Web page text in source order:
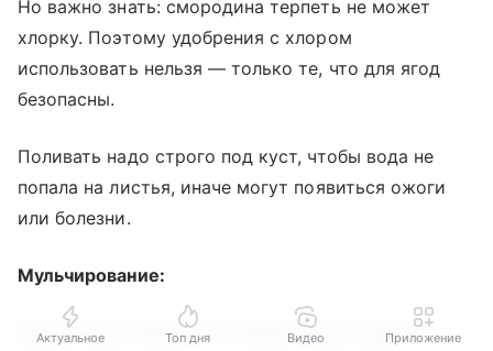
Но важно знать: смородина терпеть не может
хлорку. Поэтому удобрения с хлором
использовать нельзя — только те, что для ягод
безопасны.
Поливать надо строго под куст, чтобы вода не
попала на листья, иначе могут появиться ожоги
или болезни.
Мульчирование:
Сразу после обильного полива нужно укрыть
Актуальное Топ дня Видео Приложение